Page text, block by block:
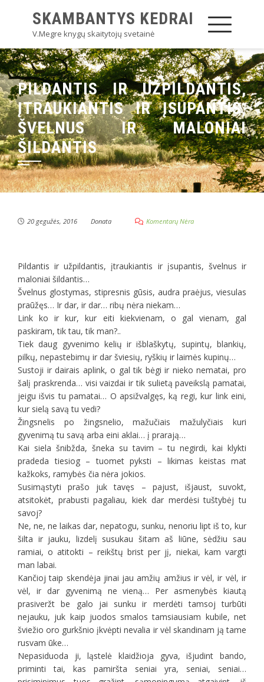
SKAMBANTYS KEDRAI
V.Megre knygų skaitytojų svetainė
PILDANTIS IR UŽPILDANTIS,
ĮTRAUKIANTIS IR ĮSUPANTIS,
ŠVELNUS IR MALONIAI
ŠILDANTIS
20 gegužės, 2016 Donata Komentarų Nėra
Pildantis ir užpildantis, įtraukiantis ir įsupantis, švelnus ir
maloniai šildantis…
Švelnus glostymas, stipresnis gūsis, audra praėjus, viesulas
praūžęs… Ir dar, ir dar… ribų nėra niekam…
Link ko ir kur, kur eiti kiekvienam, o gal vienam, gal
paskiram, tik tau, tik man?..
Tiek daug gyvenimo kelių ir išblaškytų, supintų, blankių,
pilkų, nepastebimų ir dar šviesių, ryškių ir laimės kupinų…
Sustoji ir dairais aplink, o gal tik bėgi ir nieko nematai, pro
šalį praskrenda… visi vaizdai ir tik sulietą paveikslą pamatai,
jeigu išvis tu pamatai… O apsižvalgęs, ką regi, kur link eini,
kur sielą savą tu vedi?
Žingsnelis po žingsnelio, mažučiais mažulyčiais kuri
gyvenimą tu savą arba eini aklai… į prarają…
Kai siela šnibžda, šneka su tavim – tu negirdi, kai klykti
pradeda tiesiog – tuomet pyksti – likimas keistas mat
kažkoks, ramybės čia nėra jokios.
Susimąstyti prašo juk tavęs – pajust, išjaust, suvokt,
atsitokėt, prabusti pagaliau, kiek dar merdėsi tuštybėj tu
savoj?
Ne, ne, ne laikas dar, nepatogu, sunku, nenoriu lipt iš to, kur
šilta ir jauku, lizdelį susukau šitam aš liūne, sėdžiu sau
ramiai, o atitokti – reikštų brist per jį, niekai, kam vargti
man labai.
Kančioj taip skendėja jinai jau amžių amžius ir vėl, ir vėl, ir
vėl, ir dar gyvenimą ne vieną… Per asmenybės kiautą
prasiveržt be galo jai sunku ir merdėti tamsoj turbūti
nejauku, juk kaip juodos smalos tamsiausiam kubile, net
šviežio oro gurkšnio įkvėpti nevalia ir vėl skandinam ją tame
rusvam ūke…
Nepasiduoda ji, ląstelė klaidžioja gyva, išjudint bando,
priminti tai, kas pamiršta seniai yra, seniai, seniai…